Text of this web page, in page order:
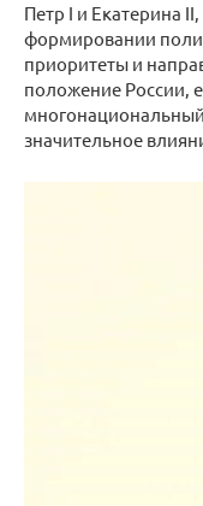
Петр I и Екатерина
формировании
приоритеты и
положение России,
значительное